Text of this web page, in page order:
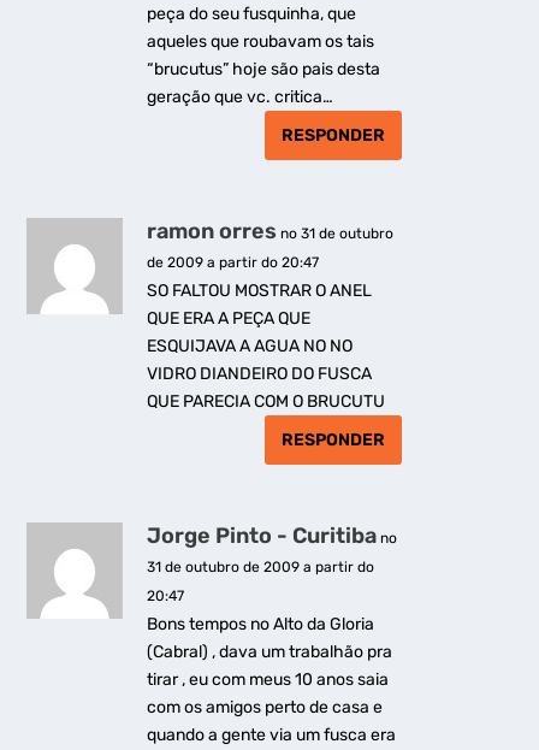
peça do seu fusquinha, que
aqueles que roubavam os tais
“brucutus” hoje são pais desta
geração que vc. critica…
RESPONDER
ramon orres no 31 de outubro
de 2009 a partir do 20:47
SO FALTOU MOSTRAR O ANEL
QUE ERA A PEÇA QUE
ESQUIJAVA A AGUA NO NO
VIDRO DIANDEIRO DO FUSCA
QUE PARECIA COM O BRUCUTU
RESPONDER
Jorge Pinto - Curitiba no
31 de outubro de 2009 a partir do
20:47
Bons tempos no Alto da Gloria
(Cabral) , dava um trabalhão pra
tirar , eu com meus 10 anos saia
com os amigos perto de casa e
quando a gente via um fusca era